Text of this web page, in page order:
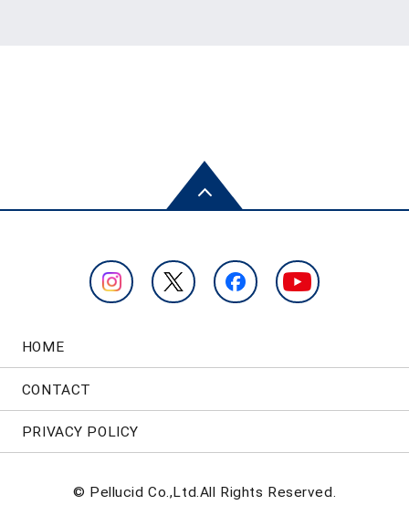
HOME
CONTACT
PRIVACY POLICY
© Pellucid Co.,Ltd.All Rights Reserved.